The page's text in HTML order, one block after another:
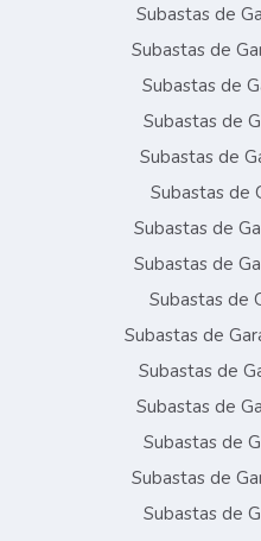
Subastas de
Subastas de
Subastas de
Subastas de
Subastas de
Subastas de
Subastas de
Subastas de
Subastas de
Subastas de
Subastas de
Subastas de
Subastas de
Subastas de
Subastas de